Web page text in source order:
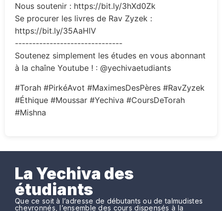
Nous soutenir : https://bit.ly/3hXd0Zk
Se procurer les livres de Rav Zyzek :
https://bit.ly/35AaHlV
-------------------------------
Soutenez simplement les études en vous abonnant
à la chaîne Youtube ! : @yechivaetudiants
#Torah #PirkéAvot #MaximesDesPères #RavZyzek
#Éthique #Moussar #Yechiva #CoursDeTorah
#Mishna
La Yechiva des
étudiants
Que ce soit à l’adresse de débutants ou de talmudistes
chevronnés, l’ensemble des cours dispensés à la